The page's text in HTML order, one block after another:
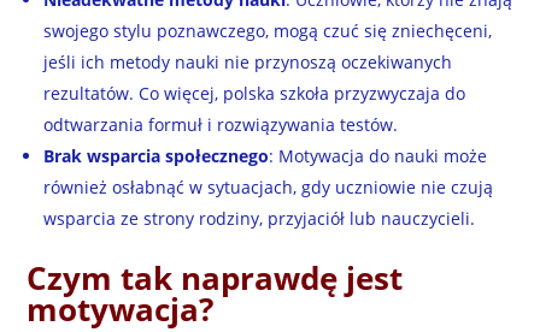
swojego stylu poznawczego, mogą czuć się zniechęceni,
jeśli ich metody nauki nie przynoszą oczekiwanych
rezultatów. Co więcej, polska szkoła przyzwyczaja do
odtwarzania formuł i rozwiązywania testów.
Brak wsparcia społecznego: Motywacja do nauki może
również osłabnąć w sytuacjach, gdy uczniowie nie czują
wsparcia ze strony rodziny, przyjaciół lub nauczycieli.
Czym tak naprawdę jest
motywacja?